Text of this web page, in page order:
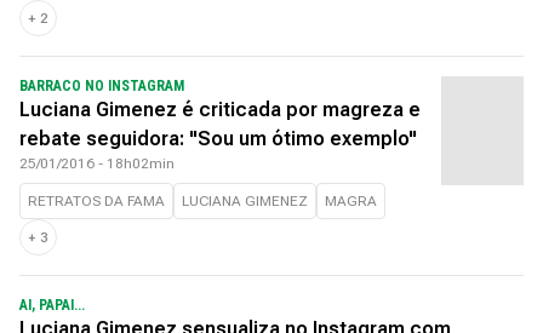
+ 2
BARRACO NO INSTAGRAM
Luciana Gimenez é criticada por magreza e
rebate seguidora: "Sou um ótimo exemplo"
25/01/2016 - 18h02min
RETRATOS DA FAMA LUCIANA GIMENEZ MAGRA
+ 3
AI, PAPAI...